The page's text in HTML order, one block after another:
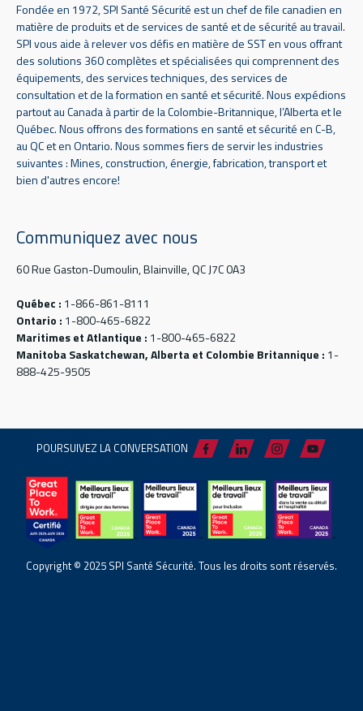
Fondée en 1972, SPI Santé Sécurité est un chef de file canadien en
matière de produits et de services de santé et de sécurité au travail.
SPI vous aide à relever vos défis en matière de SST en vous offrant
des solutions 360 complètes et spécialisées qui comprennent des
équipements, des services techniques, des services de
consultation et de la formation en santé et sécurité. Nous expédions
partout au Canada à partir de la Colombie-Britannique, l’Alberta et le
Québec. Nous offrons des formations en santé et sécurité en C-B,
au QC et en Ontario. Nous sommes fiers de servir les industries
suivantes : Mines, construction, énergie, fabrication, transport et
bien d'autres encore!
Communiquez avec nous
60 Rue Gaston-Dumoulin, Blainville, QC J7C 0A3
Québec : 1-866-861-8111
Ontario : 1-800-465-6822
Maritimes et Atlantique : 1-800-465-6822
Manitoba Saskatchewan, Alberta et Colombie Britannique : 1-
888-425-9505
POURSUIVEZ LA CONVERSATION
Copyright © 2025 SPI Santé Sécurité. Tous les droits sont réservés.